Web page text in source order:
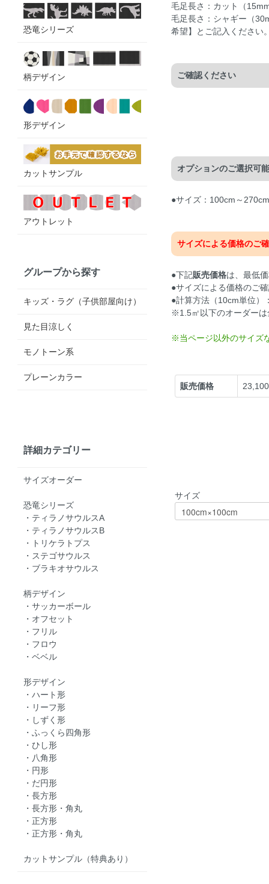
毛足長さ：カット（
毛足長さ：シャギー（
希望】とご記入ください
ご確認ください
オプションのご選択可
●サイズ：100cm～
サイズによる価格のご
●下記販売価格は、最低
●サイズによる価格のご
●計算方法（10cm単位）
※1.5㎡以下のオーダー
※当ページ以外のサイズ
販売価格
サイズ
恐竜シリーズ
柄デザイン
形デザイン
カットサンプル
アウトレット
グループから探す
キッズ・ラグ（子供部屋向け）
見た目涼しく
モノトーン系
プレーンカラー
詳細カテゴリー
サイズオーダー
恐竜シリーズ
・ティラノサウルスA
・ティラノサウルスB
・トリケラトプス
・ステゴサウルス
・ブラキオサウルス
柄デザイン
・サッカーボール
・オフセット
・フリル
・フロウ
・ベベル
形デザイン
・ハート形
・リーフ形
・しずく形
・ふっくら四角形
・ひし形
・八角形
・円形
・だ円形
・長方形
・長方形・角丸
・正方形
・正方形・角丸
カットサンプル（特典あり）